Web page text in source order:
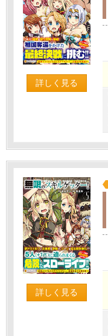
詳しく見る
詳しく見る